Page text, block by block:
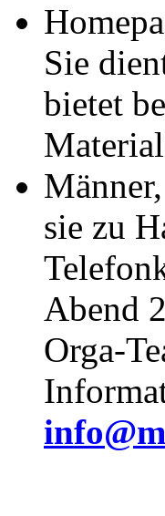
Sie
bietet
sie zu
Abend
Orga-